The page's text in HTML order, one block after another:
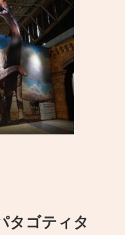
タゴティタ